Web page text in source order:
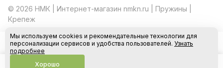
В корзину
© 2026 НМК | Интернет-магазин nmkn.ru | Пружины |
Крепеж
Конфиденциальность Оферта
Мы используем cookies и рекомендательные технологии для
персонализации сервисов и удобства пользователей. Узнать
подробнее
Хорошо